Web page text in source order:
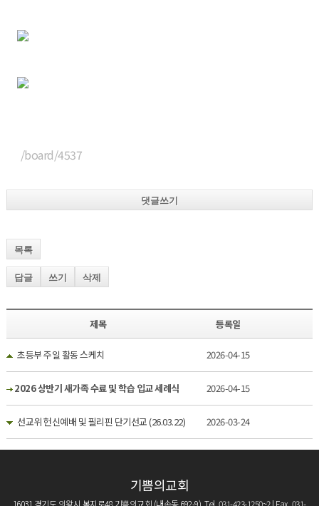
/board/4537
댓글쓰기
목록
답글 쓰기 삭제
제목 등록일
초등부 주일 활동 스케치 2026-04-15
2026 상반기 새가족 수료 및 학습 입교 세례식 2026-04-15
선교위 헌신예배 및 필리핀 단기선교 (26.03.22) 2026-03-24
기쁨의교회
16031 경기도 의왕시 복지로48 기쁨의교회 (내손동 692-9) Tel. 031-423-1250~2 | Fax. 031-